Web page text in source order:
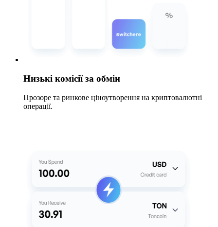
Низькі комісії за обмін
Прозоре та ринкове ціноутворення на криптовалютні
операції.